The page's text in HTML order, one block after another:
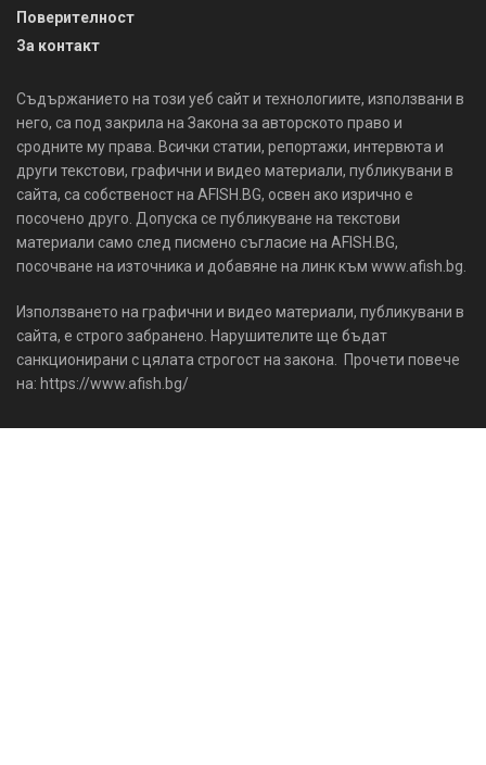
Поверителност
За контакт
Съдържанието на този уеб сайт и технологиите, използвани в
него, са под закрила на Закона за авторското право и
сродните му права. Всички статии, репортажи, интервюта и
други текстови, графични и видео материали, публикувани в
сайта, са собственост на AFISH.BG, освен ако изрично е
посочено друго. Допуска се публикуване на текстови
материали само след писмено съгласие на AFISH.BG,
посочване на източника и добавяне на линк към www.afish.bg.
Използването на графични и видео материали, публикувани в
сайта, е строго забранено. Нарушителите ще бъдат
санкционирани с цялата строгост на закона. Прочети повече
на: https://www.afish.bg/